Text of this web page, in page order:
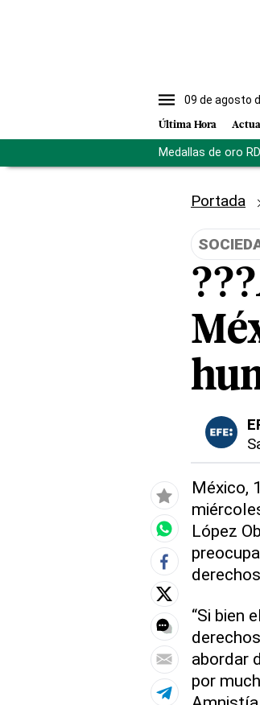
09 de agosto
Última Hora
Medallas de oro RD
Portada
México,
López
“Si bien
abordar
por